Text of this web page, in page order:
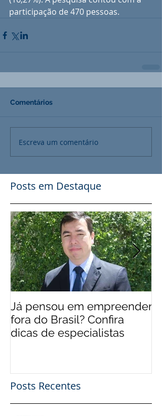
participação de 470 pessoas.
Comentários
Escreva um comentário
Posts em Destaque
Já pensou em empreender
fora do Brasil? Confira
dicas de especialistas
Posts Recentes